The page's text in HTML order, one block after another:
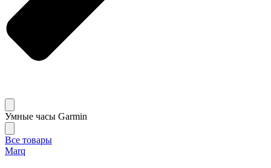
Умные часы Garmin
Все товары
Marq